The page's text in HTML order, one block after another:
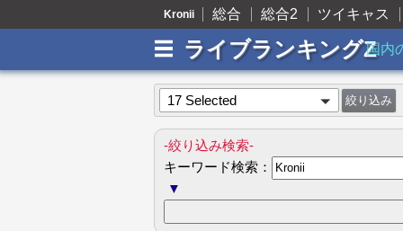
Kronii 総合 総合2 ツイキャス
ライブランキングZ国内
17 Selected
-絞り込み検索-
キーワード検索：
▼